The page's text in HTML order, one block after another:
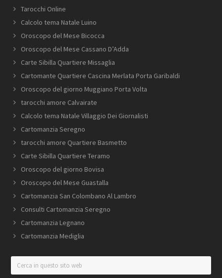
Tarocchi Online
Calcolo tema Natale Luino
Oroscopo del Mese Bicocca
Oroscopo del Mese Cassano D’Adda
Carte Sibilla Quartiere Missaglia
Cartomante Quartiere Cascina Merlata Porta Garibaldi
Oroscopo del giorno Muggiano Porta Volta
tarocchi amore Calvairate
Calcolo tema Natale Villaggio Dei Giornalisti
Cartomanzia Seregno
tarocchi amore Quartiere Basmetto
Carte Sibilla Quartiere Teramo
Oroscopo del giorno Bovisa
Oroscopo del Mese Guastalla
Cartomanzia San Colombano Al Lambro
Consulti Cartomanzia Seregno
Cartomanzia Legnano
Cartomanzia Mediglia
Cerca
in